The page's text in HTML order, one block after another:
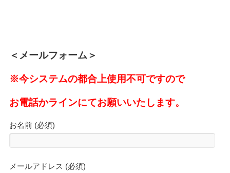
＜メールフォーム＞
※今システムの都合上使用不可ですので
お電話かラインにてお願いいたします。
お名前 (必須)
メールアドレス (必須)